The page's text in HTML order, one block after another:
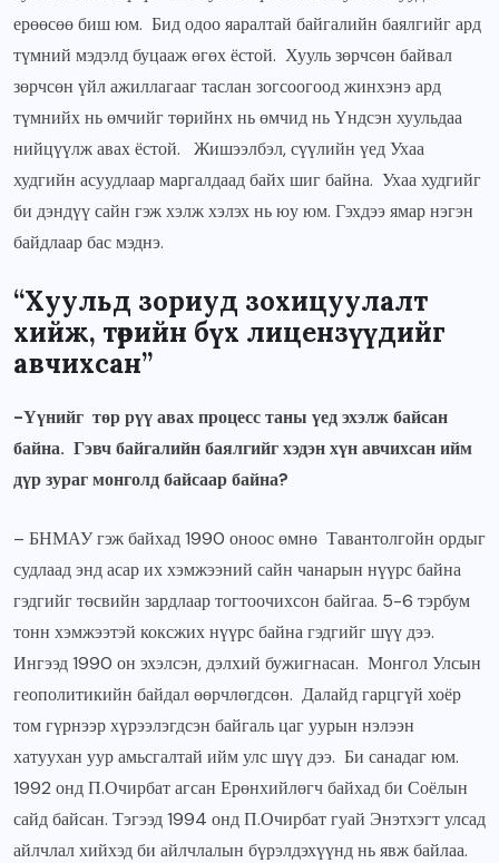
ерөөсөө биш юм. Бид одоо яаралтай байгалийн баялгийг ард
түмний мэдэлд буцааж өгөх ёстой. Хууль зөрчсөн байвал
зөрчсөн үйл ажиллагааг таслан зогсоогоод жинхэнэ ард
түмнийх нь өмчийг төрийнх нь өмчид нь Үндсэн хуульдаа
нийцүүлж авах ёстой. Жишээлбэл, сүүлийн үед Ухаа
худгийн асуудлаар маргалдаад байх шиг байна. Ухаа худгийг
би дэндүү сайн гэж хэлж хэлэх нь юу юм. Гэхдээ ямар нэгэн
байдлаар бас мэднэ.
“Хуульд зориуд зохицуулалт
хийж, төрийн бүх лицензүүдийг
авчихсан”
-Үүнийг төр рүү авах процесс таны үед эхэлж байсан
байна. Гэвч байгалийн баялгийг хэдэн хүн авчихсан ийм
дүр зураг монголд байсаар байна?
– БНМАУ гэж байхад 1990 оноос өмнө Тавантолгойн ордыг
судлаад энд асар их хэмжээний сайн чанарын нүүрс байна
гэдгийг төсвийн зардлаар тогтоочихсон байгаа. 5-6 тэрбум
тонн хэмжээтэй коксжих нүүрс байна гэдгийг шүү дээ.
Ингээд 1990 он эхэлсэн, дэлхий бужигнасан. Монгол Улсын
геополитикийн байдал өөрчлөгдсөн. Далайд гарцгүй хоёр
том гүрнээр хүрээлэгдсэн байгаль цаг уурын нэлээн
хатуухан уур амьсгалтай ийм улс шүү дээ. Би санадаг юм.
1992 онд П.Очирбат агсан Ерөнхийлөгч байхад би Соёлын
сайд байсан. Тэгээд 1994 онд П.Очирбат гуай Энэтхэгт улсад
айлчлал хийхэд би айлчлалын бүрэлдэхүүнд нь явж байлаа.